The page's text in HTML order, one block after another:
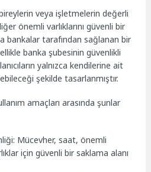
bireylerin veya işletmelerin değerli
önemli varlıklarını güvenli bir
bankalar tarafından sağlanan bir
banka şubesinin güvenlikli
yalnızca kendilerine ait
şekilde tasarlanmıştır.
amaçları arasında şunlar
Mücevher, saat, önemli
için güvenli bir saklama alanı